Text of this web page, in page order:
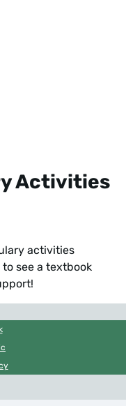
Activities
activities
see a textbook